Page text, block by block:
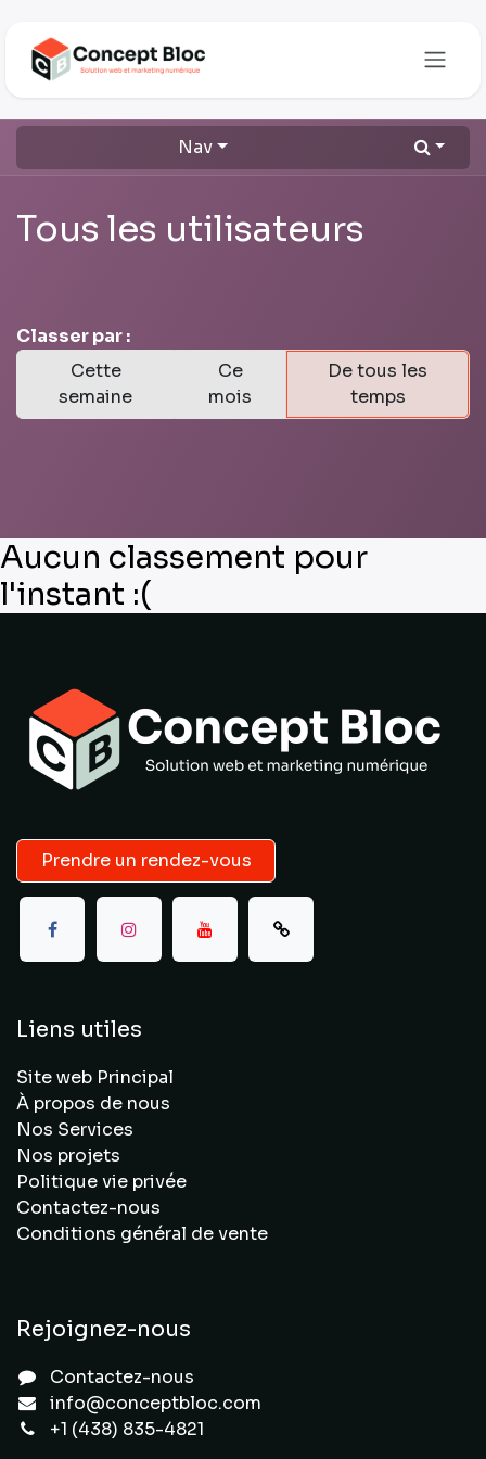
Nav
Tous les utilisateurs
Classer par :
Cette
semaine
Ce
mois
De tous les
temps
Aucun classement pour
l'instant :(
Prendre un rendez-vous
Liens utiles
Site web Principal
À propos de nous
Nos Services
Nos projets
Politique vie privée
Contactez-nous
Conditions général de vente
Rejoignez-nous
Contactez-nous
info@conceptbloc.com
+1 (438) 835-4821